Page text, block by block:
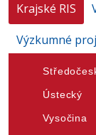
Krajské RIS
Výzkumné
Ústecký
Vysočina